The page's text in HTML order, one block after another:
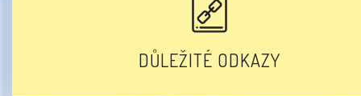
DŮLEŽITÉ ODKAZY